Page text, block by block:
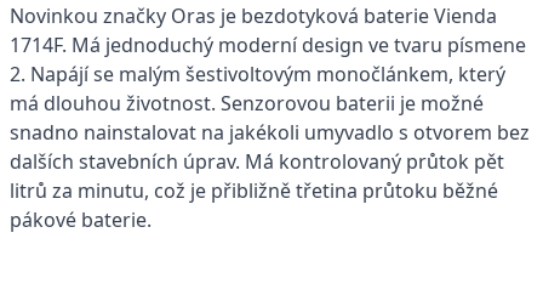
Novinkou značky Oras je bezdotyková baterie Vienda
1714F. Má jednoduchý moderní design ve tvaru písmene
2. Napájí se malým šestivoltovým monočlánkem, který
má dlouhou životnost. Senzorovou baterii je možné
snadno nainstalovat na jakékoli umyvadlo s otvorem bez
dalších stavebních úprav. Má kontrolovaný průtok pět
litrů za minutu, což je přibližně třetina průtoku běžné
pákové baterie.